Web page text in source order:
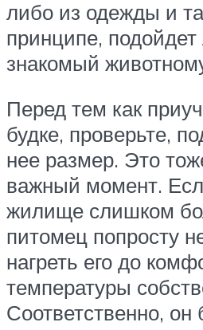
либо из одежды и
принципе,
знакомый
Перед тем как
будке, проверьте,
нее размер. Это
важный момент.
жилище слишком
питомец попросту
нагреть его до
температуры
Соответственно,